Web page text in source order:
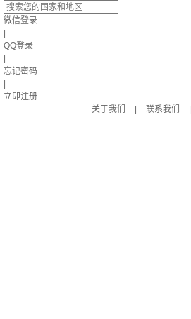
微信登录
QQ登录
忘记密码
立即注册
关于我们
联系我们